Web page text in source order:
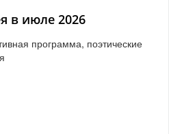
в июле 2026
программа, поэтические